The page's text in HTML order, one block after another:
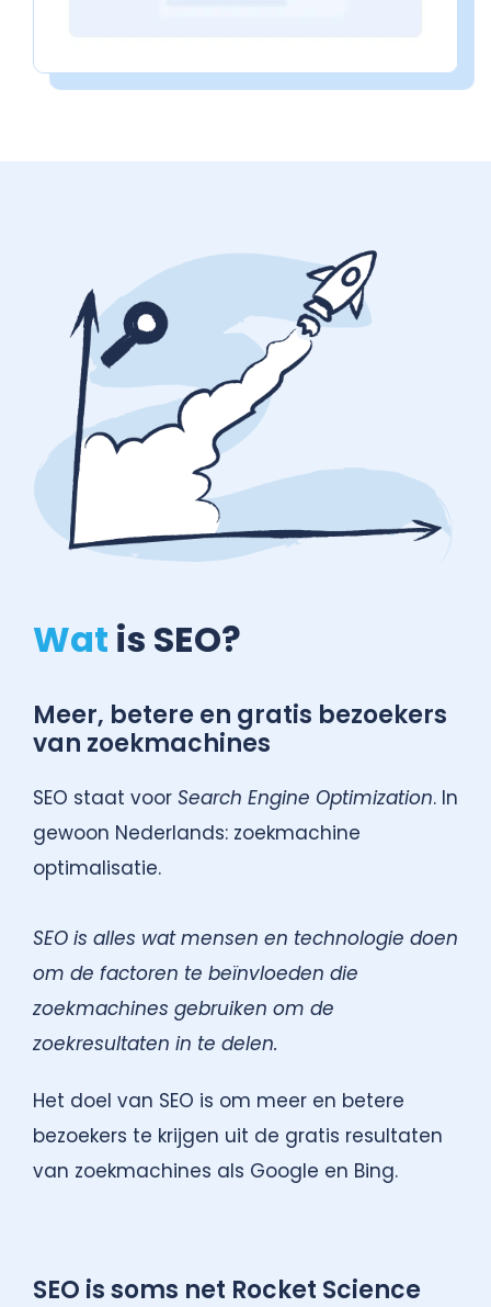
Wat is SEO?
Meer, betere en gratis bezoekers
van zoekmachines
SEO staat voor Search Engine Optimization. In
gewoon Nederlands: zoekmachine
optimalisatie.
SEO is alles wat mensen en technologie doen
om de factoren te beïnvloeden die
zoekmachines gebruiken om de
zoekresultaten in te delen.
Het doel van SEO is om meer en betere
bezoekers te krijgen uit de gratis resultaten
van zoekmachines als Google en Bing.
SEO is soms net Rocket Science